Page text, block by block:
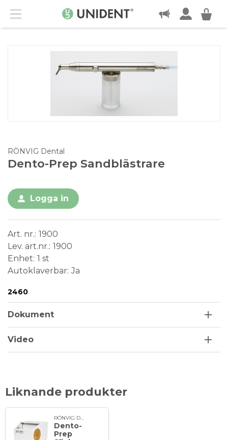
Menu
KONTAKT
RÖNVIG Dental
Dento-Prep Sandblästrare
Logga in
Art. nr. 1900
Lev. art.nr. 1900
Enhet 1 st
Autoklaverbar Ja
Medical Device
2460
Dokument
Video
Liknande produkter
Dento-
Prep